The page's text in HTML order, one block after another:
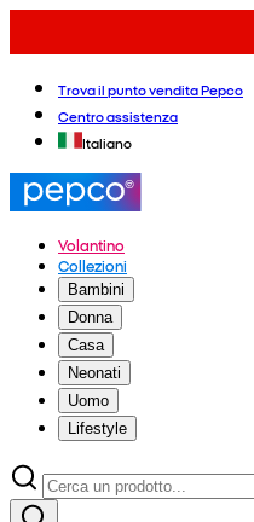
Trova il punto vendita Pepco
Centro assistenza
Italiano
Volantino
Collezioni
Bambini
Donna
Casa
Neonati
Uomo
Lifestyle